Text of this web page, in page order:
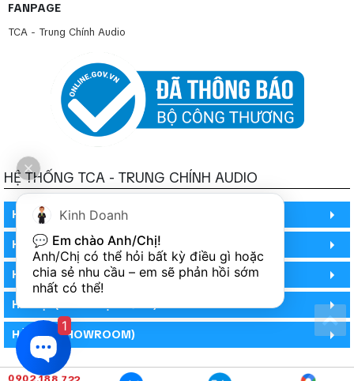
FANPAGE
TCA - Trung Chính Audio
HỆ THỐNG TCA - TRUNG CHÍNH AUDIO
HỒ CHÍ MINH
HỒ CHÍ MINH
HỒ CHÍ MINH (PHÒNG BẢO HÀNH)
HÀ NỘI (DEMO HỆ THỐNG)
HÀ NỘI (SHOWROOM)
Kinh Doanh
💬 Em chào Anh/Chị!
Anh/Chị có thể hỏi bất kỳ điều gì hoặc
chia sẻ nhu cầu – em sẽ phản hồi sớm
nhất có thể!
1